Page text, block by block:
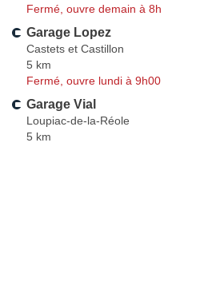
Fermé, ouvre demain à 8h
Garage Lopez
Castets et Castillon
5 km
Fermé, ouvre lundi à 9h00
Garage Vial
Loupiac-de-la-Réole
5 km